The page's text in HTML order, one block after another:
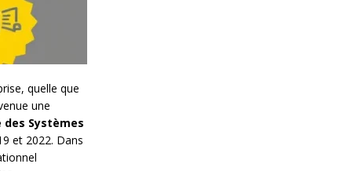
quelle que
une
Systèmes
et 2022. Dans